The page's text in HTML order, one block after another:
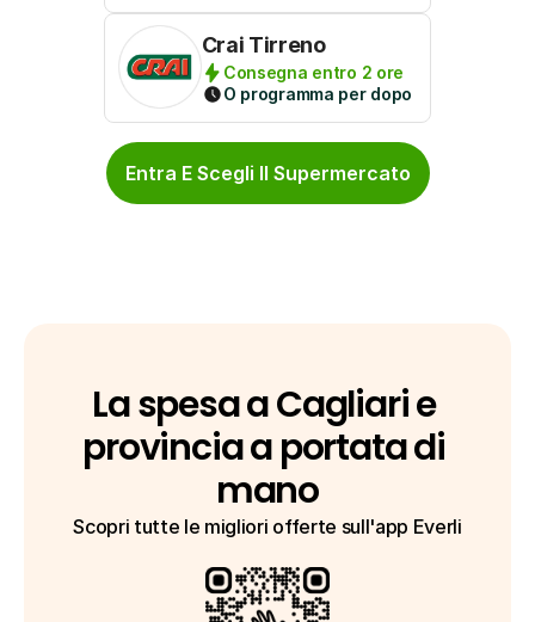
Crai Tirreno
Consegna entro 2 ore
O programma per dopo
Entra E Scegli Il Supermercato
La spesa a Cagliari e
provincia a portata di
mano
Scopri tutte le migliori offerte sull'app Everli